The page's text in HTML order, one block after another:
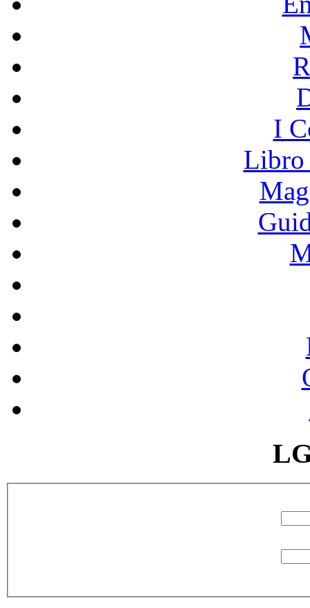
I
Libro